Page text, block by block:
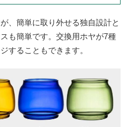
、簡単に取り外せる独自設計と
も簡単です。交換用ホヤが7種
することもできます。